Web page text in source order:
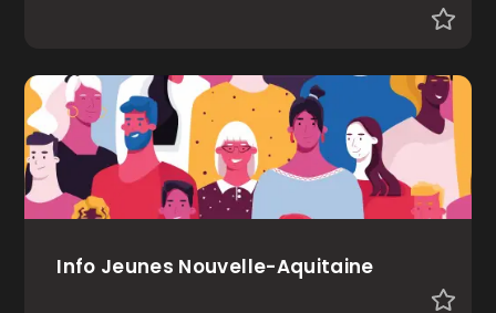
Info Jeunes Nouvelle-Aquitaine